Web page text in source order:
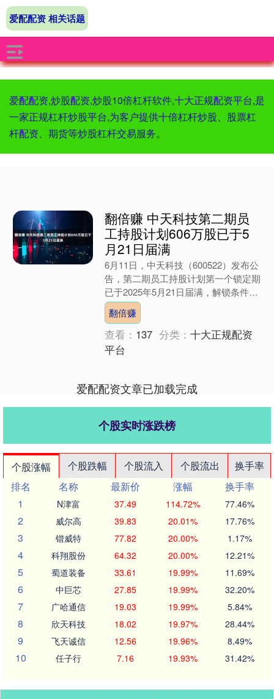
爱配配资,炒股配资,炒股10倍杠杆软件,十大正规配资平台,是
一家正规杠杆炒股平台,为客户提供十倍杠杆炒股、股票杠
杆配资、期货等炒股杠杆交易服务。
爱配配资 相关话题
翻倍赚 中天科技第二期员
工持股计划606万股已于5
月21日届满
6月11日，中天科技（600522）发布公
告，第二期员工持股计划第一个锁定期
已于2025年5月21日届满，解锁条件已
成就。符合解锁条件的持有人共有40
人，对应股....
翻倍赚
查看： 137 分类：十大正规配资
平台
爱配配资文章已加载完成
个股实时涨跌榜
个股涨幅 个股跌幅 个股流入 个股流出
换手率
排名
名称 最新价 涨幅
换手率
1
N津富 37.49 114.72% 77.46%
2 威尔高 39.83 20.01% 17.76%
3 锴威特 77.82 20.00% 1.17%
4 科翔股份 64.32 20.00% 12.21%
5 蜀道装备 33.61 19.99% 11.69%
6 中巨芯 27.85 19.99% 32.20%
7 广哈通信 19.03 19.99% 5.84%
8 欣天科技 18.02 19.97% 28.44%
9 飞天诚信 12.56 19.96% 8.49%
10 任子行 7.16 19.93% 31.42%